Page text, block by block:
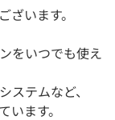
います。
をいつでも使え
ステムなど、
います。